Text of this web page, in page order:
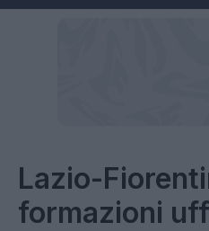
Lazio-
formazioni